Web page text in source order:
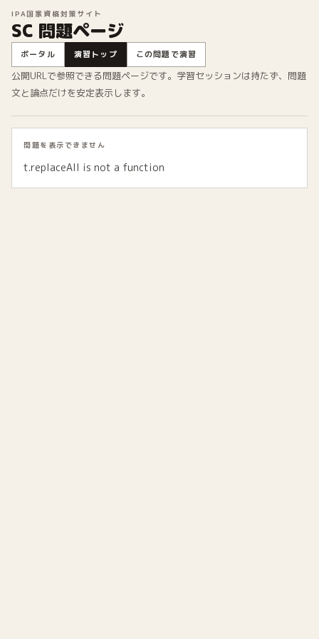
IPA国家資格対策サイト
SC 問題ページ
ポータル 演習トップ この問題で演習
公開URLで参照できる問題ページです。学習セッションは持たず、問題
文と論点だけを安定表示します。
問題を表示できません
t.replaceAll is not a function